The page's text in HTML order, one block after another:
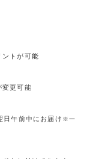
ントが可能
変更可能
日午前中にお届け ※一